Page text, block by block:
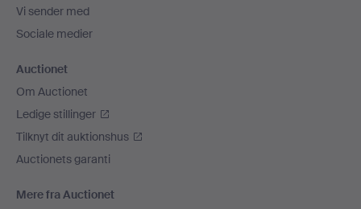
Vi sender med
Sociale medier
Auctionet
Om Auctionet
Ledige stillinger
Tilknyt dit auktionshus
Auctionets garanti
Mere fra Auctionet